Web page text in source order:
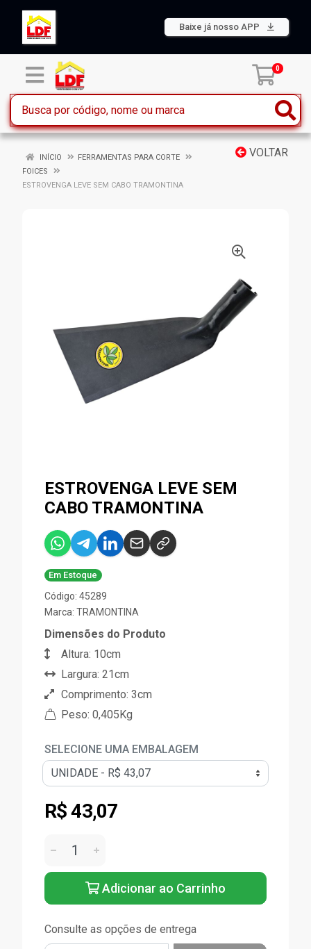
Baixe já nosso APP
0
VOLTAR
INÍCIO
FERRAMENTAS PARA CORTE
FOICES
ESTROVENGA LEVE SEM CABO TRAMONTINA
ESTROVENGA LEVE SEM
CABO TRAMONTINA
Em Estoque
Código: 45289
Marca: TRAMONTINA
Dimensões do Produto
Altura: 10cm
Largura: 21cm
Comprimento: 3cm
Peso: 0,405Kg
SELECIONE UMA EMBALAGEM
R$ 43,07
Adicionar ao Carrinho
Consulte as opções de entrega